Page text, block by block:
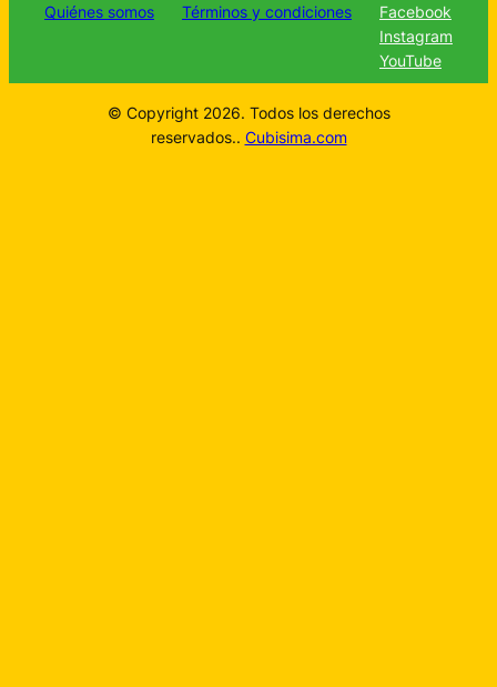
Quiénes somos Términos y condiciones
Facebook
Instagram
YouTube
© Copyright 2026. Todos los derechos
reservados.. Cubisima.com